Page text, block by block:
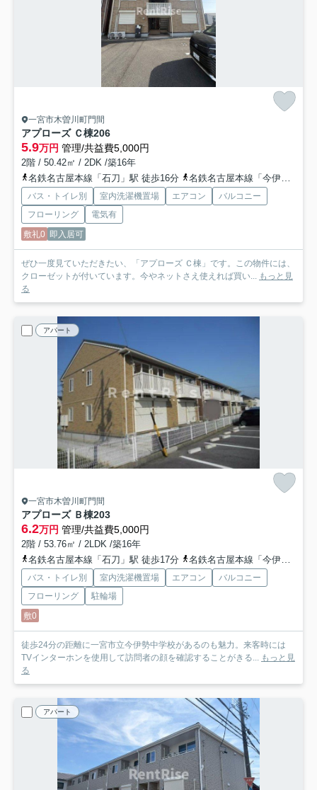
一宮市木曽川町門間
アプローズ Ｃ棟206
5.9万円 管理/共益費5,000円
2階 / 50.42㎡ / 2DK /築16年
名鉄名古屋本線「石刀」駅 徒歩16分
名鉄名古屋本線「今伊勢」駅 徒歩25分
バス・トイレ別 室内洗濯機置場 エアコン
バルコニー
フローリング
電気有
敷礼0 即入居可
ぜひ一度見ていただきたい、「アプローズ Ｃ棟」です。この物件には、
クローゼットが付いています。今やネットさえ使えれば買い... もっと見
る
アパート
一宮市木曽川町門間
アプローズ Ｂ棟203
6.2万円 管理/共益費5,000円
2階 / 53.76㎡ / 2LDK /築16年
名鉄名古屋本線「石刀」駅 徒歩17分
名鉄名古屋本線「今伊勢」駅 徒歩25分
バス・トイレ別 室内洗濯機置場 エアコン
バルコニー
フローリング
駐輪場
敷0
徒歩24分の距離に一宮市立今伊勢中学校があるのも魅力。来客時には
TVインターホンを使用して訪問者の顔を確認することがきる... もっと見
る
アパート